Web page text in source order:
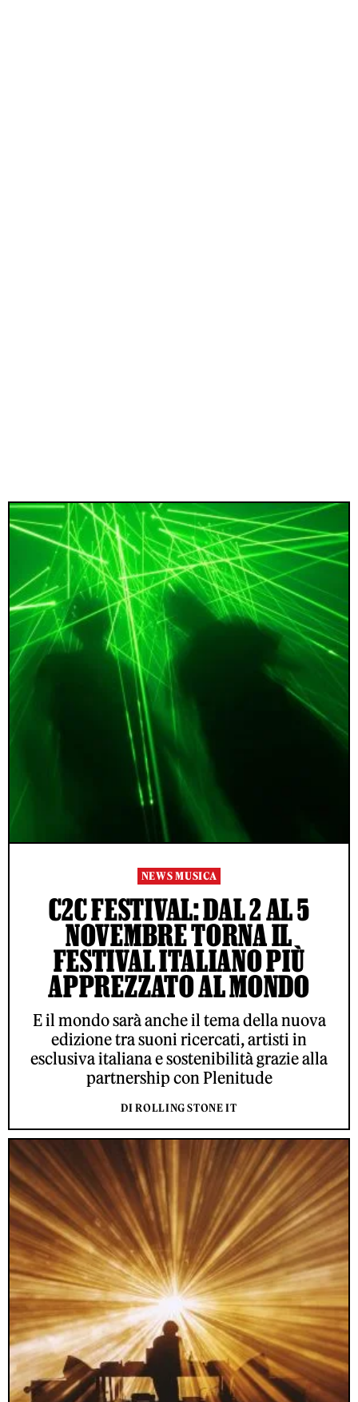
NEWS MUSICA
C2C FESTIVAL: DAL 2 AL 5
NOVEMBRE TORNA IL
FESTIVAL ITALIANO PIÙ
APPREZZATO AL MONDO
E il mondo sarà anche il tema della nuova
edizione tra suoni ricercati, artisti in
esclusiva italiana e sostenibilità grazie alla
partnership con Plenitude
DI ROLLING STONE IT